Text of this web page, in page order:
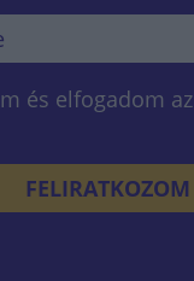
és elfogadom az
FELIRATKOZOM